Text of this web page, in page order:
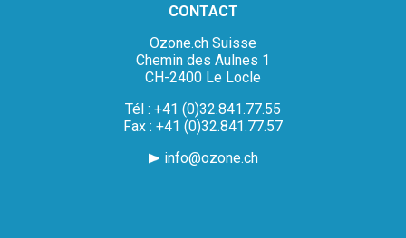
CONTACT
Ozone.ch Suisse
Chemin des Aulnes 1
CH-2400 Le Locle
Tél : +41 (0)32.841.77.55
Fax : +41 (0)32.841.77.57
info@ozone.ch